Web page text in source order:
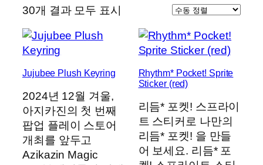
30개 결과 모두 표시
Jujubee Plush Keyring
2024년 12월 겨울,
아지카진의 첫 번째
팝업 플레이 스토어
개최를 앞두고
Azikazin Magic
Rhythm* Pocket! Sprite
Sticker (red)
리듬* 포켓! 스프라이
트 스티커로 나만의
리듬* 포켓! 을 만들
어 보세요. 리듬* 포